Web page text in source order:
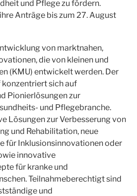
und Pflege zu fördern.
Anträge bis zum 27. August
von marktnahen,
die von kleinen und
(KMU) entwickelt werden. Der
sich auf
Pionierlösungen zur
und Pflegebranche.
Lösungen zur Verbesserung von
und Rehabilitation, neue
für Inklusionsinnovationen oder
innovative
für kranke und
Teilnahmeberechtigt sind
und